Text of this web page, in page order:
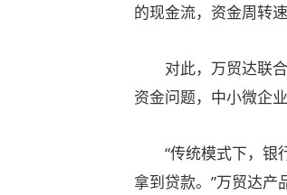
的现金流，资金周转
对此，万贸达联合
资金问题，中小微企
“传统模式下，银行
拿到贷款。”万贸达产